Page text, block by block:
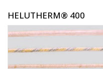
HELUTHERM® 400